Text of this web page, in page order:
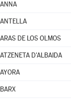
ANNA
ANTELLA
ARAS DE LOS OLMOS
ATZENETA D'ALBAIDA
AYORA
BARX